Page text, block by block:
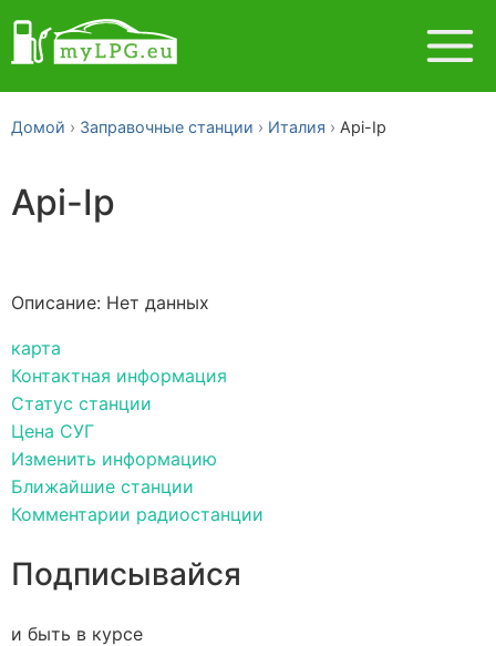
Домой Заправочные станции Италия Api-Ip
Api-Ip
Описание: Нет данных
карта
Контактная информация
Статус станции
Цена СУГ
Изменить информацию
Ближайшие станции
Комментарии радиостанции
Подписывайся
и быть в курсе